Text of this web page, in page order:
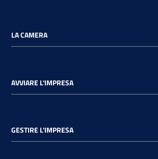
LA CAMERA
AVVIARE L'IMPRESA
GESTIRE L'IMPRESA